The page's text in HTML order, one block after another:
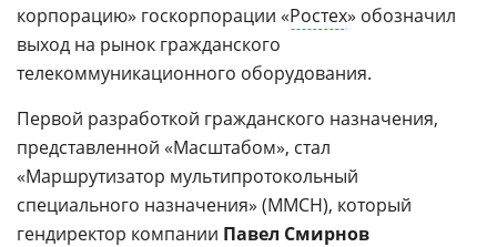
корпорацию» госкорпорации «Ростех» обозначил
выход на рынок гражданского
телекоммуникационного оборудования.
Первой разработкой гражданского назначения,
представленной «Масштабом», стал
«Маршрутизатор мультипротокольный
специального назначения» (ММСН), который
гендиректор компании Павел Смирнов